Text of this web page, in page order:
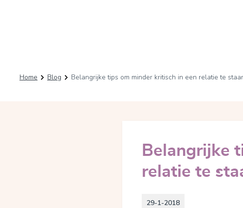
Home Blog Belangrijke tips om minder kritisch in een relatie te
Belangrijke
relatie te
29-1-2018